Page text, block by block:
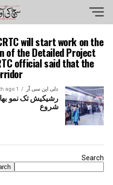
will start work on the
of the Detailed Project
official said that the
دلی این سی آر 1 month ago
رشیکیش تک نمو
شروع
Search